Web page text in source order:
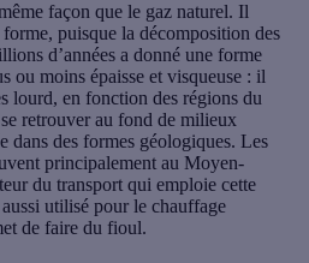
façon que le gaz naturel. Il
puisque la décomposition des
d’années a donné une forme
ou moins épaisse et visqueuse : il
lourd, en fonction des régions du
retrouver au fond de milieux
dans des formes géologiques. Les
principalement au Moyen-
du transport qui emploie cette
utilisé pour le chauffage
de faire du fioul.